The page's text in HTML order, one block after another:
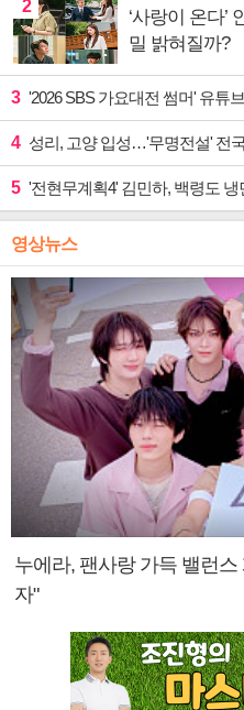
2
‘사랑이 온다’
밀 밝혀질까?
3 '2026 SBS 가요대전 썸머' 유튜
4 성리, 고양 입성…'무명전설' 전
5 '전현무계획4' 김민하, 백령도 냉면 노
영상뉴스
누에라, 팬사랑 가득 밸런
자"